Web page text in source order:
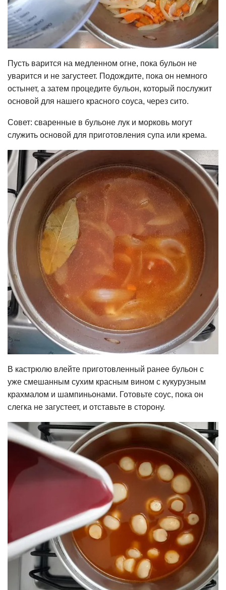
Пусть варится на медленном огне, пока бульон не
уварится и не загустеет. Подождите, пока он немного
остынет, а затем процедите бульон, который послужит
основой для нашего красного соуса, через сито.
Совет: сваренные в бульоне лук и морковь могут
служить основой для приготовления супа или крема.
В кастрюлю влейте приготовленный ранее бульон с
уже смешанным сухим красным вином с кукурузным
крахмалом и шампиньонами. Готовьте соус, пока он
слегка не загустеет, и отставьте в сторону.